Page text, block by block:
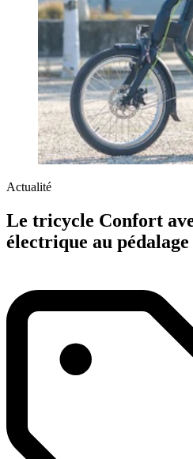
Actualité
Le tricycle Confort
électrique au